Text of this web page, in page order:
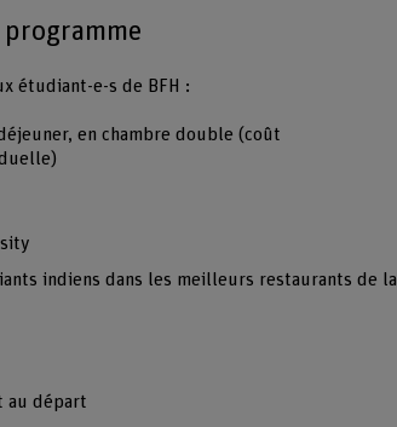
étudiant-e-s de BFH :
en chambre double (coût
indiens dans les meilleurs restaurants de la
au départ